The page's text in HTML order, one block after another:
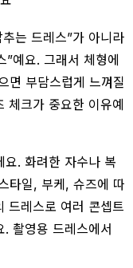
는 드레스”가 아니라
”예요. 그래서 체형에
면 부담스럽게 느껴질
체크가 중요한 이유예
요. 화려한 자수나 복
타일, 부케, 슈즈에 따
드레스로 여러 콘셉트
촬영용 드레스에서